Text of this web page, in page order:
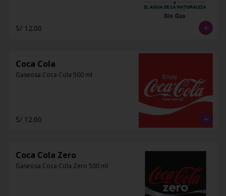
S/ 12.00
Coca Cola
Gaseosa Coca Cola 500 ml
S/ 12.00
Coca Cola Zero
Gaseosa Coca Cola Zero 500 ml